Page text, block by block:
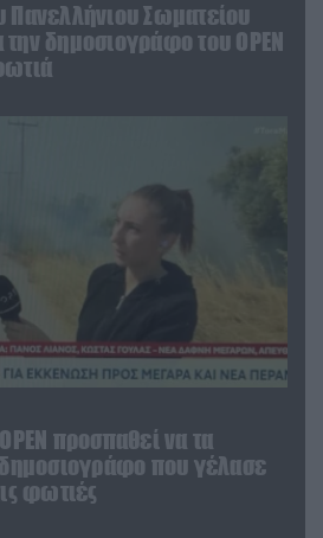
Πανελλήνιου Σωματείου
δημοσιογράφο του OPEN
προσπαθεί να τα
δημοσιογράφο που γέλασε
φωτιές